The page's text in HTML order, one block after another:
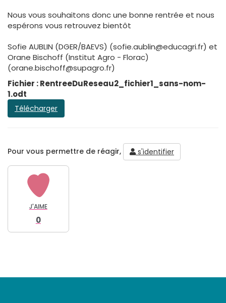
Nous vous souhaitons donc une bonne rentrée et nous
espérons vous retrouvez bientôt
Sofie AUBLIN (DGER/BAEVS) (sofie.aublin@educagri.fr) et
Orane Bischoff (Institut Agro - Florac)
(orane.bischoff@supagro.fr)
Fichier : RentreeDuReseau2_fichier1_sans-nom-
1.odt
Télécharger
Pour vous permettre de réagir, s'identifier
J'AIME
0